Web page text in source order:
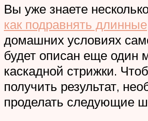
Вы уже знаете
как подравнять длинные
домашних условиях
будет описан еще один
каскадной стрижки.
получить результат,
проделать следующие